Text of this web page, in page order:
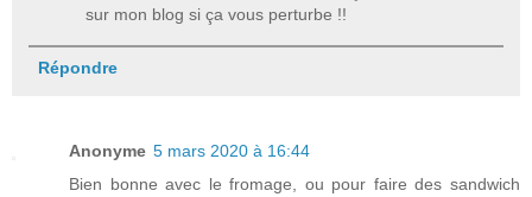
sur mon blog si ça vous perturbe !!
Répondre
Anonyme 5 mars 2020 à 16:44
Bien bonne avec le fromage, ou pour faire des sandwich